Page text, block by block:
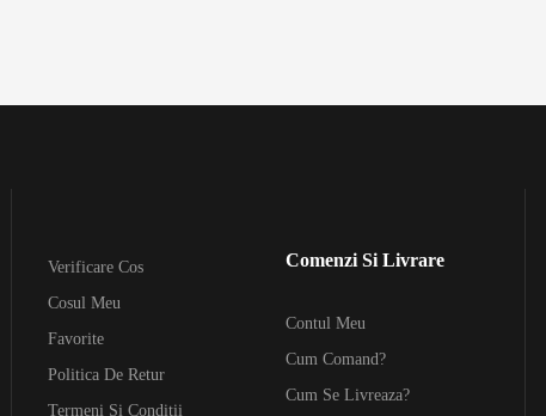
Verificare Cos
Cosul Meu
Favorite
Politica De Retur
Termeni Si Conditii
Comenzi Si Livrare
Contul Meu
Cum Comand?
Cum Se Livreaza?